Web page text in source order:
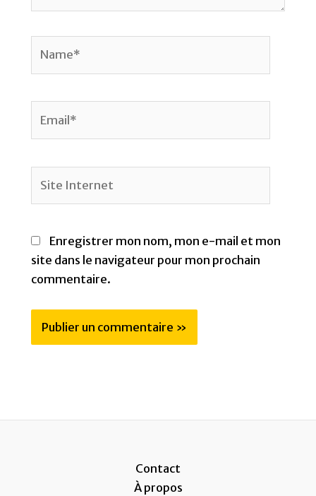
Internet
Enregistrer mon nom, mon e-mail et mon
site dans le navigateur pour mon prochain
commentaire.
Contact
À propos